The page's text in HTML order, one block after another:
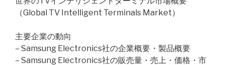
（Global TV Intelligent Terminals Market）
主要企業の動向
– Samsung Electronics社の企業概要・製品概要
– Samsung Electronics社の販売量・売上・価格・市